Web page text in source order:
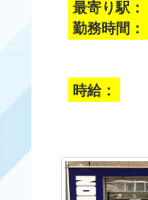
最寄り駅：
勤務時間：
時給：